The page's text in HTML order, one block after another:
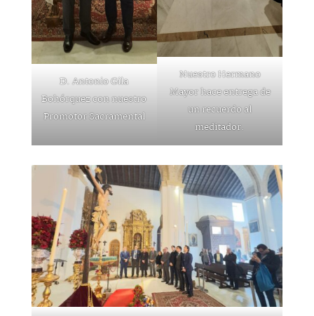
D. Antonio Gila
Bohórquez con nuestro
Promotor Sacramental
Nuestro Hermano
Mayor hace entrega de
un recuerdo al
meditador.